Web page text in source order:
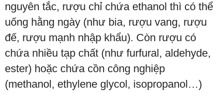
nguyên tắc, rượu chỉ chứa ethanol thì có thể
uống hằng ngày (như bia, rượu vang, rượu
đế, rượu mạnh nhập khẩu). Còn rượu có
chứa nhiều tạp chất (như furfural, aldehyde,
ester) hoặc chứa cồn công nghiệp
(methanol, ethylene glycol, isopropanol…)